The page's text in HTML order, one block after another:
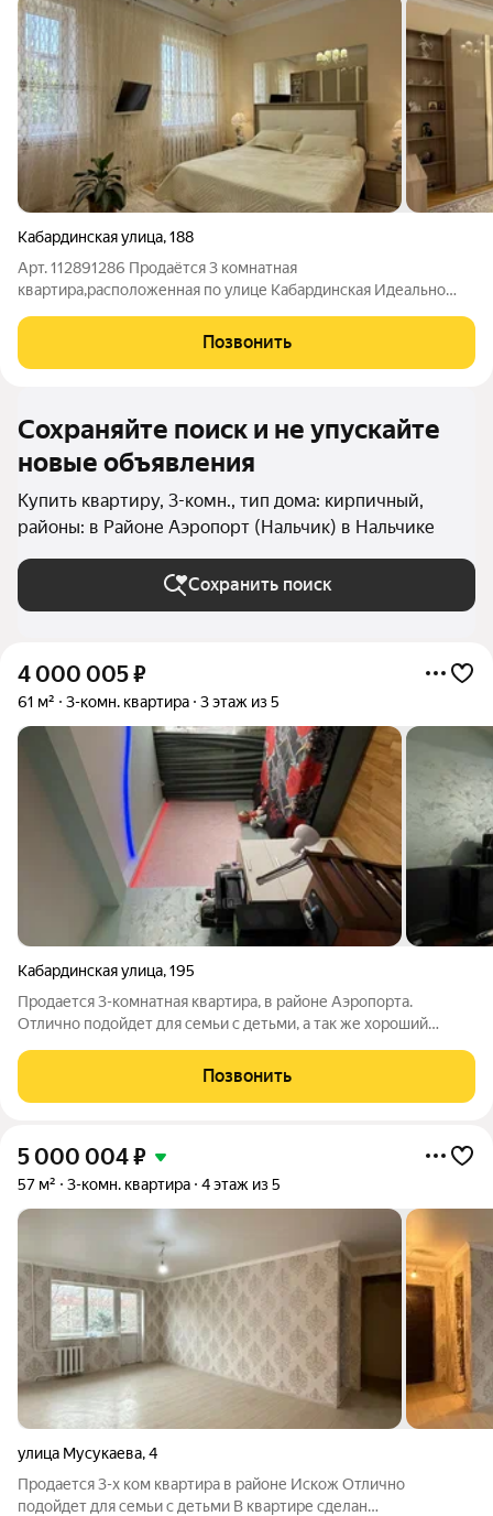
Кабардинская улица,188
Арт. 112891286 Продаётся 3 комнатная
квартира,расположенная по улице Кабардинская Идеально
и светлая квартира с качественным ремонтом Большая
гостиная Две изолированные спальни Санузел
Позвонить
Сохраняйте поиск и не упускайте
новые объявления
Купить квартиру, 3-комн., тип дома: кирпичный,
районы: в Районе Аэропорт (Нальчик) в Нальчике
Сохранить поиск
4 000 005₽
61 м² 3-комн. квартира 3 этаж из 5
Кабардинская улица,195
Продается 3-комнатная квартира, в районе Аэропорта.
Отлично подойдет для семьи с детьми, а так же хороший
пристройкой, где пристройка документально оформлена.
Квартира с отличным дизайнерским
Позвонить
5 000 004₽
57 м² 3-комн. квартира 4 этаж из 5
улица Мусукаева,4
Продается 3-х ком квартира в районе Искож Отлично
подойдет для семьи с детьми В квартире сделан